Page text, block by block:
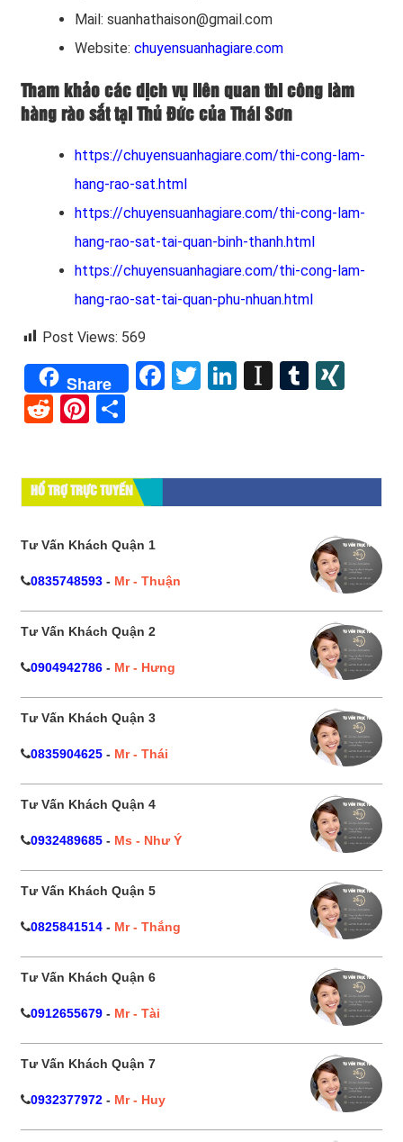
Mail: suanhathaison@gmail.com
Website: chuyensuanhagiare.com
Tham khảo các dịch vụ liên quan thi công làm
hàng rào sắt tại Thủ Đức của Thái Sơn
https://chuyensuanhagiare.com/thi-cong-lam-
hang-rao-sat.html
https://chuyensuanhagiare.com/thi-cong-lam-
hang-rao-sat-tai-quan-binh-thanh.html
https://chuyensuanhagiare.com/thi-cong-lam-
hang-rao-sat-tai-quan-phu-nhuan.html
Post Views: 569
Share Facebook
TwitterLinkedInTumblr
RedditPinterest
HỔ TRỢ TRỰC TUYẾN
Tư Vấn Khách Quận 1
0835748593 - Mr - Thuận
Tư Vấn Khách Quận 2
0904942786 - Mr - Hưng
Tư Vấn Khách Quận 3
0835904625 - Mr - Thái
Tư Vấn Khách Quận 4
0932489685 - Ms - Như Ý
Tư Vấn Khách Quận 5
0825841514 - Mr - Thắng
Tư Vấn Khách Quận 6
0912655679 - Mr - Tài
Tư Vấn Khách Quận 7
0932377972 - Mr - Huy